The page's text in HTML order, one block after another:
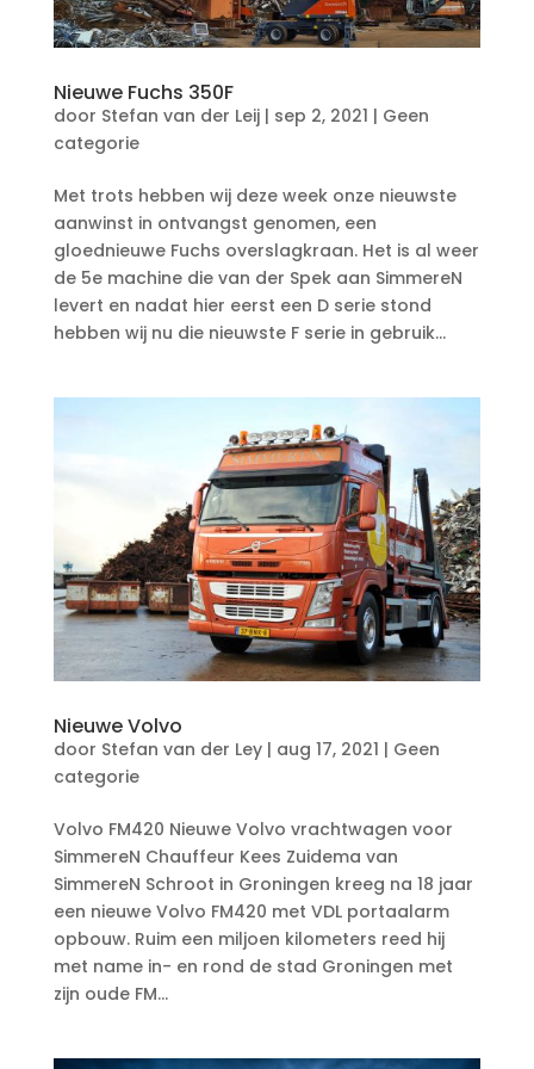
Nieuwe Fuchs 350F
door Stefan van der Leij| sep 2, 2021 | Geen
categorie
Met trots hebben wij deze week onze nieuwste
aanwinst in ontvangst genomen, een
gloednieuwe Fuchs overslagkraan. Het is al weer
de 5e machine die van der Spek aan SimmereN
levert en nadat hier eerst een D serie stond
hebben wij nu die nieuwste F serie in gebruik...
Nieuwe Volvo
door Stefan van der Ley| aug 17, 2021 | Geen
categorie
Volvo FM420 Nieuwe Volvo vrachtwagen voor
SimmereN Chauffeur Kees Zuidema van
SimmereN Schroot in Groningen kreeg na 18 jaar
een nieuwe Volvo FM420 met VDL portaalarm
opbouw. Ruim een miljoen kilometers reed hij
met name in- en rond de stad Groningen met
zijn oude FM...